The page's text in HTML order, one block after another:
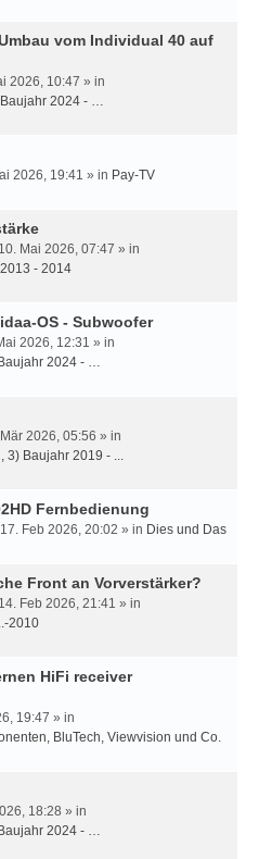
vom Individual 40 auf
2026, 10:47 » in
2024 - …
2026, 19:41 » in Pay-TV
Mai 2026, 07:47 » in
- 2014
OS - Subwoofer
2026, 12:31 » in
2024 - …
2026, 05:56 » in
3) Baujahr 2019 - ...
Fernbedienung
Feb 2026, 20:02 » in Dies und Das
Front an Vorverstärker?
Feb 2026, 21:41 » in
2010
HiFi receiver
19:47 » in
BluTech, Viewvision und Co.
18:28 » in
2024 - …